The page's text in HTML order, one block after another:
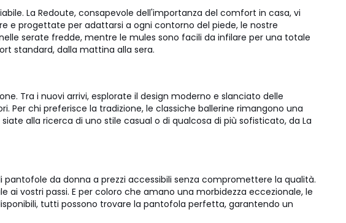
La Redoute, consapevole dell'importanza del comfort in casa, vi
e progettate per adattarsi a ogni contorno del piede, le nostre
serate fredde, mentre le mules sono facili da infilare per una totale
standard, dalla mattina alla sera.
Tra i nuovi arrivi, esplorate il design moderno e slanciato delle
chi preferisce la tradizione, le classiche ballerine rimangono una
alla ricerca di uno stile casual o di qualcosa di più sofisticato, da La
da donna a prezzi accessibili senza compromettere la qualità.
vostri passi. E per coloro che amano una morbidezza eccezionale, le
tutti possono trovare la pantofola perfetta, garantendo un